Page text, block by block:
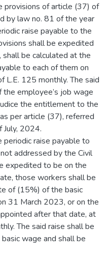
provisions of article (37) of
by law no. 81 of the year
raise payable to the
shall be expedited
be calculated at the
to each of them on
125 monthly. The said
employee’s job wage
the entitlement to the
per article (37), referred
2024.
raise payable to
addressed by the Civil
expedited to be on the
those workers shall be
of (15%) of the basic
31 March 2023, or on the
after that date, at
The said raise shall be
wage and shall be